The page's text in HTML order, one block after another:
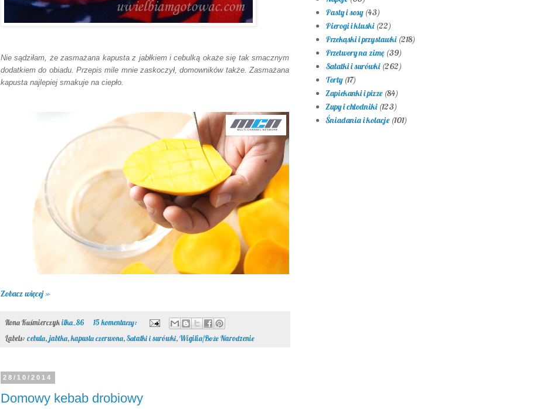
Nie sądziłam, że zasmażana kapusta z jabłkiem i cebulką okaże się tak smacznym
dodatkiem do obiadu. Przepis mile mnie zaskoczył, domowników także. Zasmażana
kapusta najlepiej smakuje na ciepło.
Zobacz więcej »
Ilona Kuśmierczykilka_86
15 komentarzy:
Labels: cebula,jabłka,kapusta czerwona,Sałatki i surówki,Wigilia/Boże Narodzenie
28/10/2014
Domowy kebab drobiowy
Pasty i sosy (43)
Pierogi i kluski (22)
Przekąski i przystawki (218)
Przetwory na zimę (39)
Sałatki i surówki (262)
Torty (17)
Zapiekanki i pizze (84)
Zupy i chłodniki (123)
Śniadania i kolacje (101)